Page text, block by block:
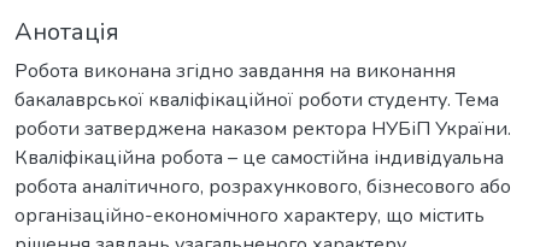
Анотація
Робота виконана згідно завдання на виконання
бакалаврської кваліфікаційної роботи студенту. Тема
роботи затверджена наказом ректора НУБіП України.
Кваліфікаційна робота – це самостійна індивідуальна
робота аналітичного, розрахункового, бізнесового або
організаційно-економічного характеру, що містить